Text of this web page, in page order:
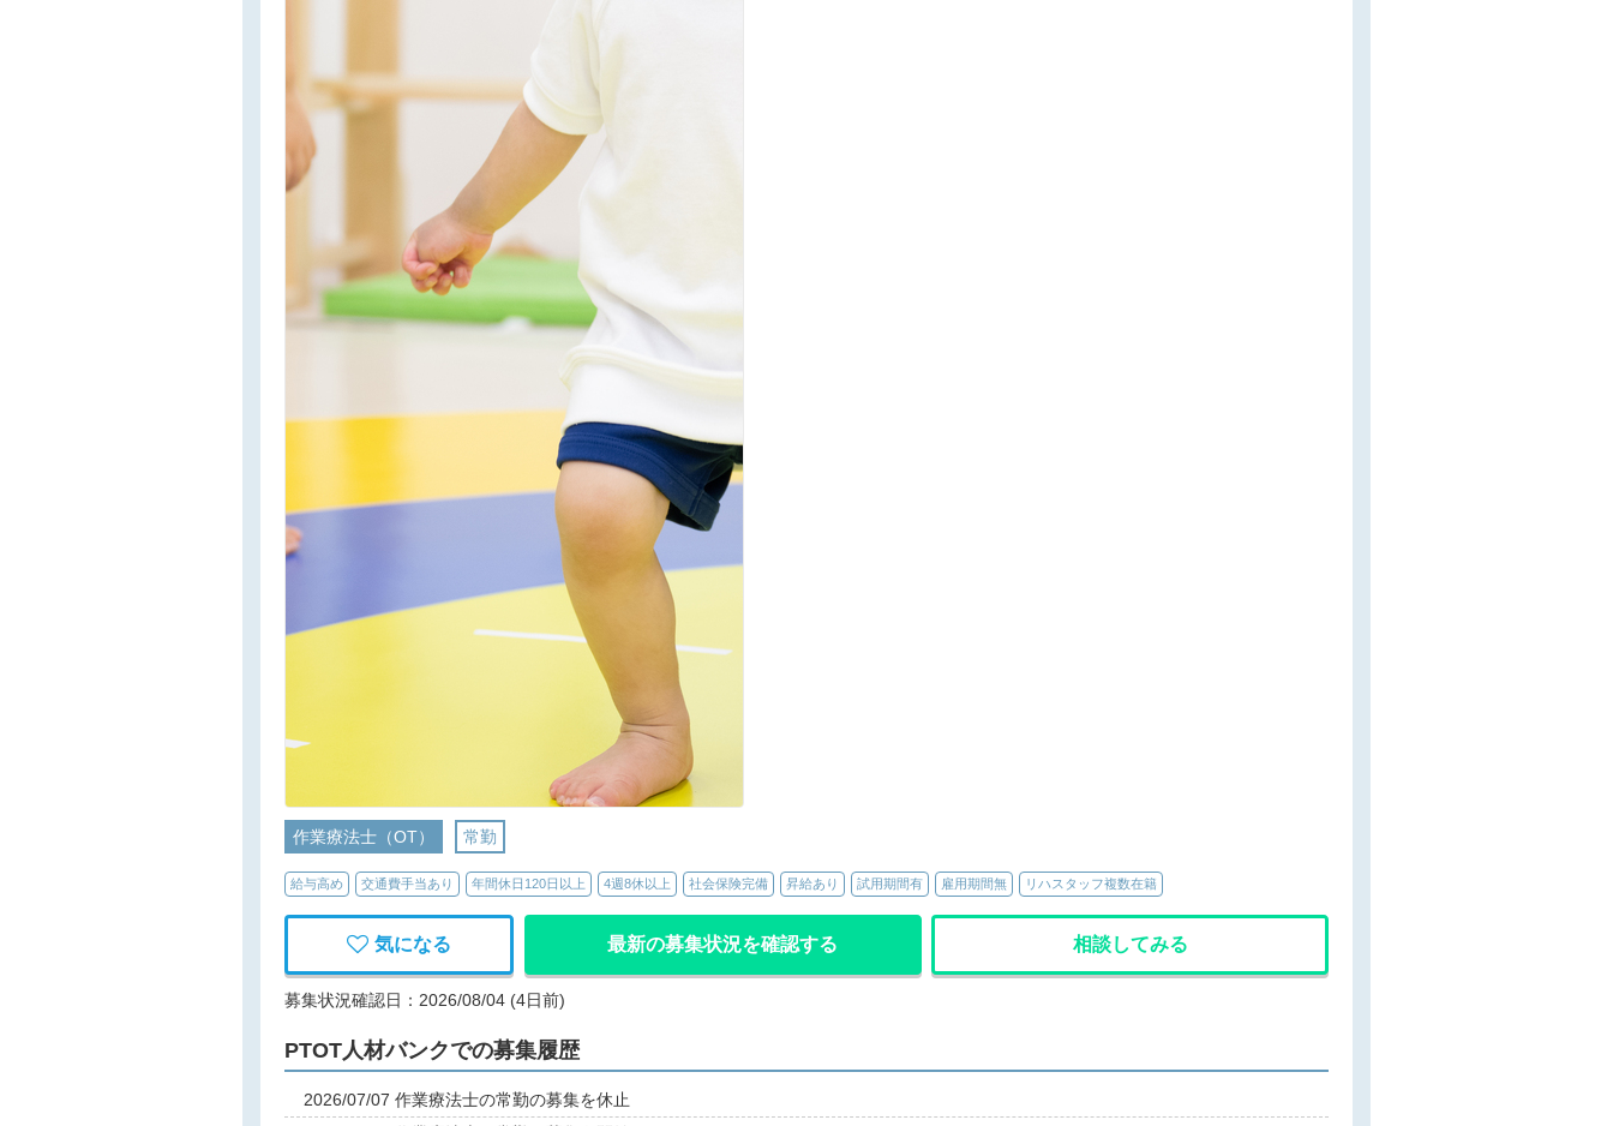
作業療法士（OT） 常勤
給与高め 交通費手当あり 年間休日120日以上 4週8休以上 社会保険完備 昇給あり 試用期間有 雇用期間無 リハスタッフ複数在籍
気になる 最新の募集状況を確認する 相談してみる
募集状況確認日：2026/08/04 (4日前)
PTOT人材バンクでの募集履歴
2026/07/07 作業療法士の常勤の募集を休止